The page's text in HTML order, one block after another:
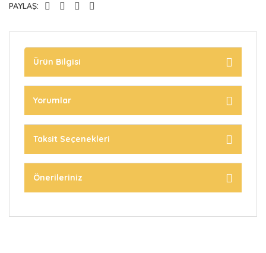
PAYLAŞ:
Ürün Bilgisi
Yorumlar
Taksit Seçenekleri
Önerileriniz